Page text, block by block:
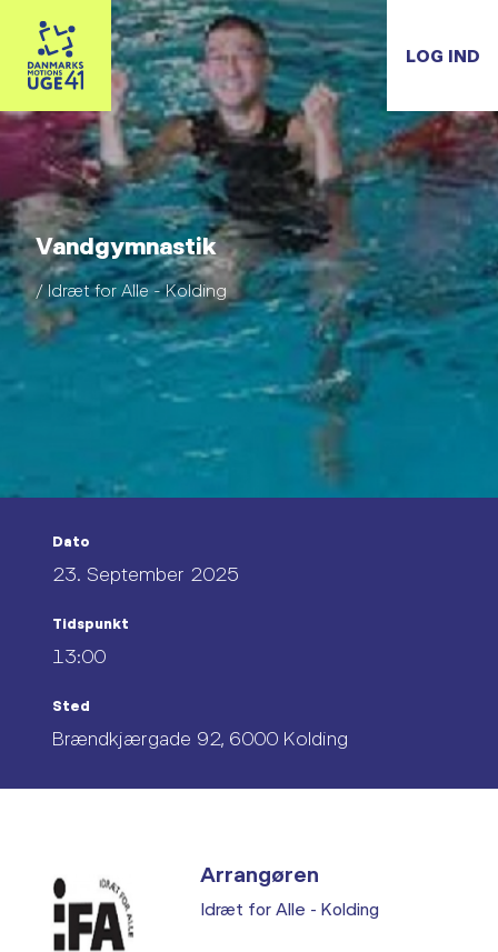
LOG IND
Vandgymnastik
/ Idræt for Alle - Kolding
Dato
23. September 2025
Tidspunkt
13:00
Sted
Brændkjærgade 92, 6000 Kolding
Arrangøren
Idræt for Alle - Kolding